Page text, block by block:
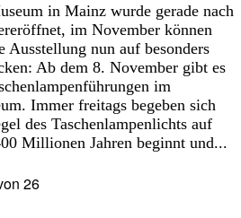
in Mainz wurde gerade nach
im November können
Ausstellung nun auf besonders
Ab dem 8. November gibt es
im
Immer freitags begeben sich
des Taschenlampenlichts auf
Millionen Jahren beginnt und...
26